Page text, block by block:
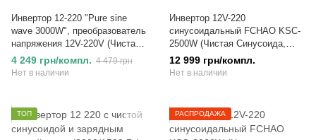
Инвертор 12-220 "Pure sine
wave 3000W", преобразователь
напряжения 12V-220V (Чистая
Синусоида, 3000/1500Вт)
4 249 грн/компл. 4 479 грн
Нет в наличии
Инвертор 12V-220
синусоидальный FCHAO KSC-
2500W (Чистая Синусоида,
5000Вт)
12 999 грн/компл.
Нет в наличии
ТОП РАСПРОДАЖА